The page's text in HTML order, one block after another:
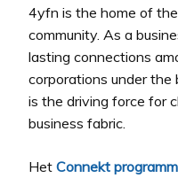
4yfn is the home of
community. As a
lasting connections
corporations under
is the driving force for
business fabric.
Het Connekt